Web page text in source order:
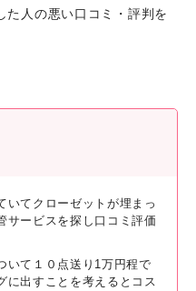
た人の悪い口コミ・評判を
いてクローゼットが埋まっ
サービスを探し口コミ評価
いて１０点送り1万円程で
に出すことを考えるとコス